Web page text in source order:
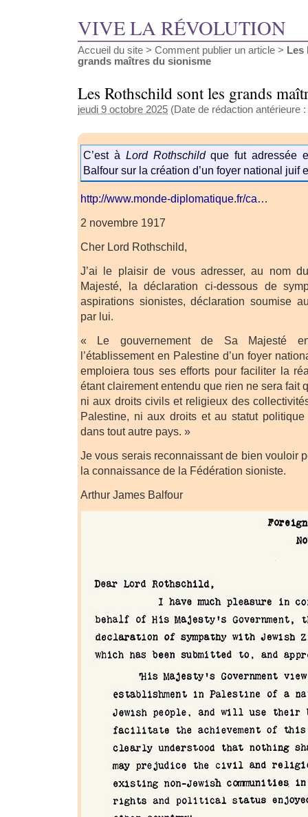
VIVE LA RÉVOLUTION
Accueil du site > Comment publier un article >
grands maîtres du sionisme
Les Rothschild sont les grands
jeudi 9 octobre 2025 (Date de rédaction antérieure
C’est à Lord Rothschildque fut adressée
Balfour sur la création d’un foyer national juif
http://www.monde-diplomatique.fr/ca…
2 novembre 1917
Cher Lord Rothschild,
J’ai le plaisir de vous adresser, au nom
Majesté, la déclaration ci-dessous de
aspirations sionistes, déclaration soumise
par lui.
« Le gouvernement de Sa Majesté
l’établissement en Palestine d’un foyer
emploiera tous ses efforts pour faciliter la
étant clairement entendu que rien ne sera fait
ni aux droits civils et religieux des
Palestine, ni aux droits et au statut
dans tout autre pays. »
Je vous serais reconnaissant de bien vouloir
la connaissance de la Fédération sioniste.
Arthur James Balfour